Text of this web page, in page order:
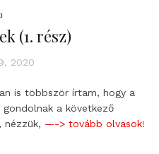
(1. rész)
2020
is többször írtam, hogy a
a következő
nézzük, —-> tovább olvasok!